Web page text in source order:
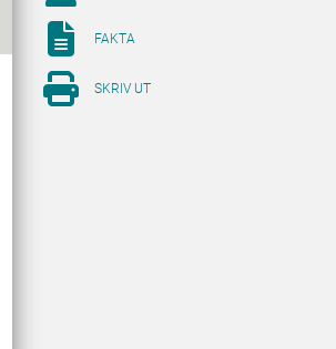
FAKTA
SKRIV UT